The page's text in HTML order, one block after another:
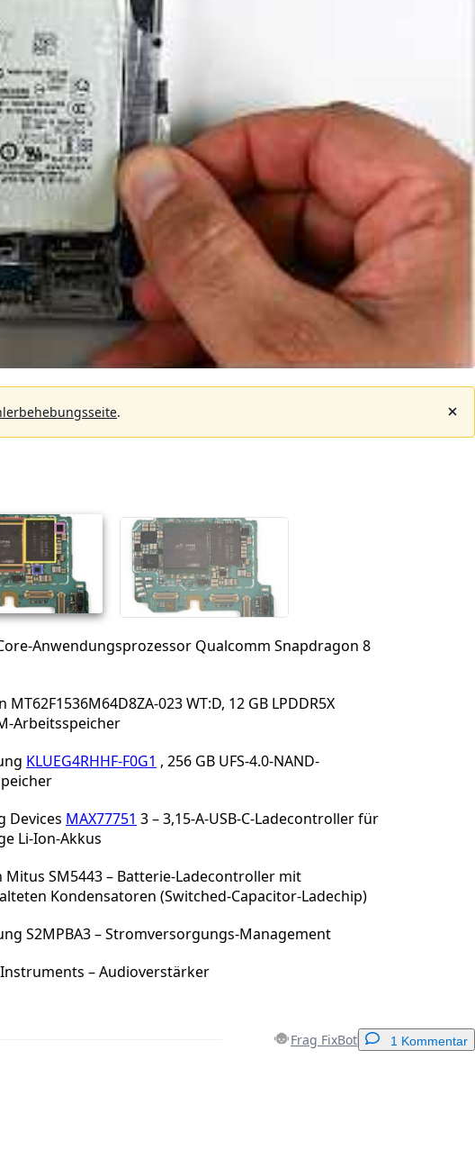
.
Anwendungsprozessor Qualcomm Snapdragon 8
MT62F1536M64D8ZA-023 WT:D, 12 GB LPDDR5X
Arbeitsspeicher
KLUEG4RHHF-F0G1 , 256 GB UFS-4.0-NAND-
Devices MAX77751 3 – 3,15-A-USB-C-Ladecontroller für
Li-Ion-Akkus
Mitus SM5443 – Batterie-Ladecontroller mit
Kondensatoren (Switched-Capacitor-Ladechip)
S2MPBA3 – Stromversorgungs-Management
Instruments – Audioverstärker
Frag FixBot 1 Kommentar